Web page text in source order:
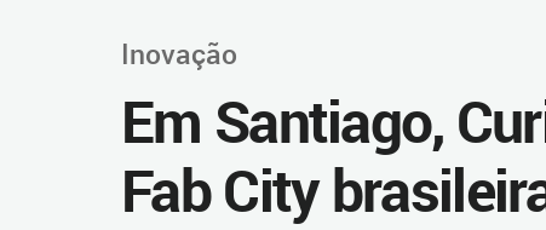
Inovação
Em Santiago,
Fab City